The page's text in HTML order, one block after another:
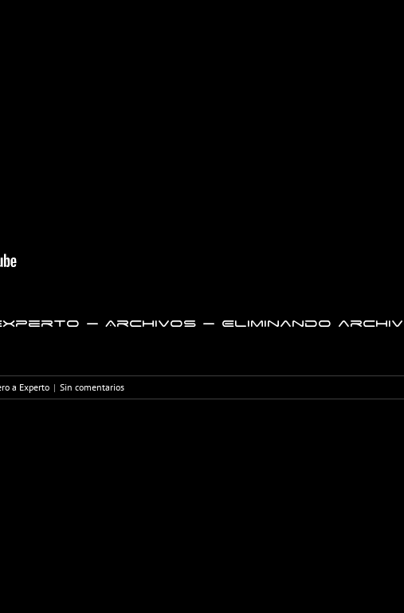
– Archivos – Eliminando
a Experto | Sin comentarios